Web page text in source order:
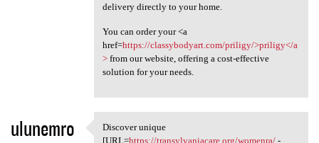
delivery directly to your home.
You can order your <a
href=https://classybodyart.com/priligy/>priligy</a
>from our website, offering a cost-effective
solution for your needs.
ulunemro Discover unique [URL=https:/
Discover unique
[URL=https://transylvaniacare.org/womenra/-